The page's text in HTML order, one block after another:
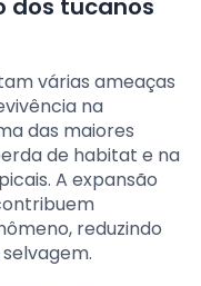
dos tucanos
várias ameaças
na
das maiores
de habitat e na
A expansão
reduzindo